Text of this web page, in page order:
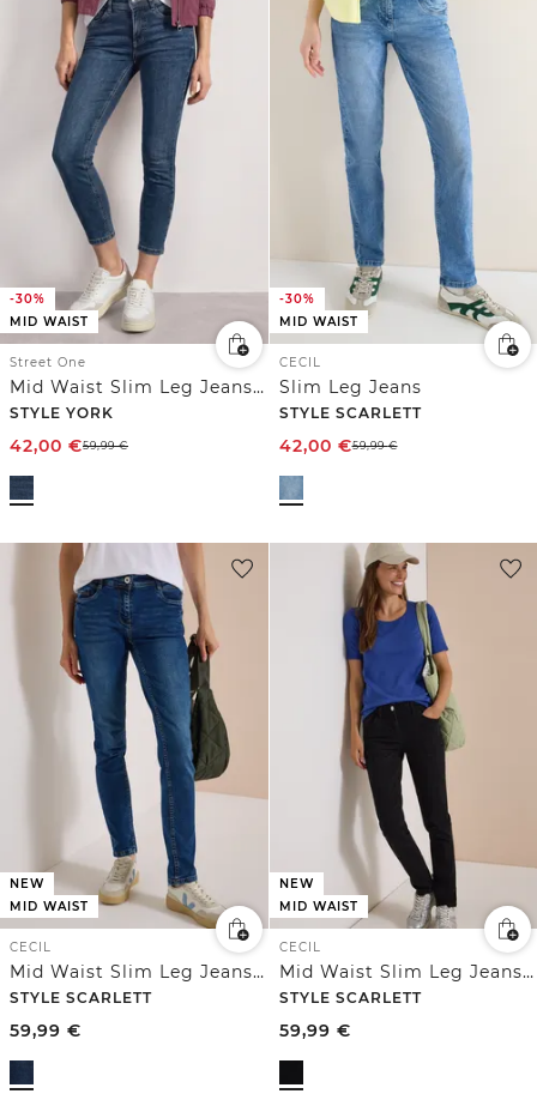
-30%
MID WAIST
Street One
Mid Waist Slim Leg Jeans im Slim Fit
STYLE YORK
42,00 €59,99€
-30%
MID WAIST
CECIL
Slim Leg Jeans
STYLE SCARLETT
42,00 €59,99€
NEW
MID WAIST
CECIL
Mid Waist Slim Leg Jeans im Casual Fit
STYLE SCARLETT
59,99 €
NEW
MID WAIST
CECIL
Mid Waist Slim Leg Jeans im Casual Fit
STYLE SCARLETT
59,99 €